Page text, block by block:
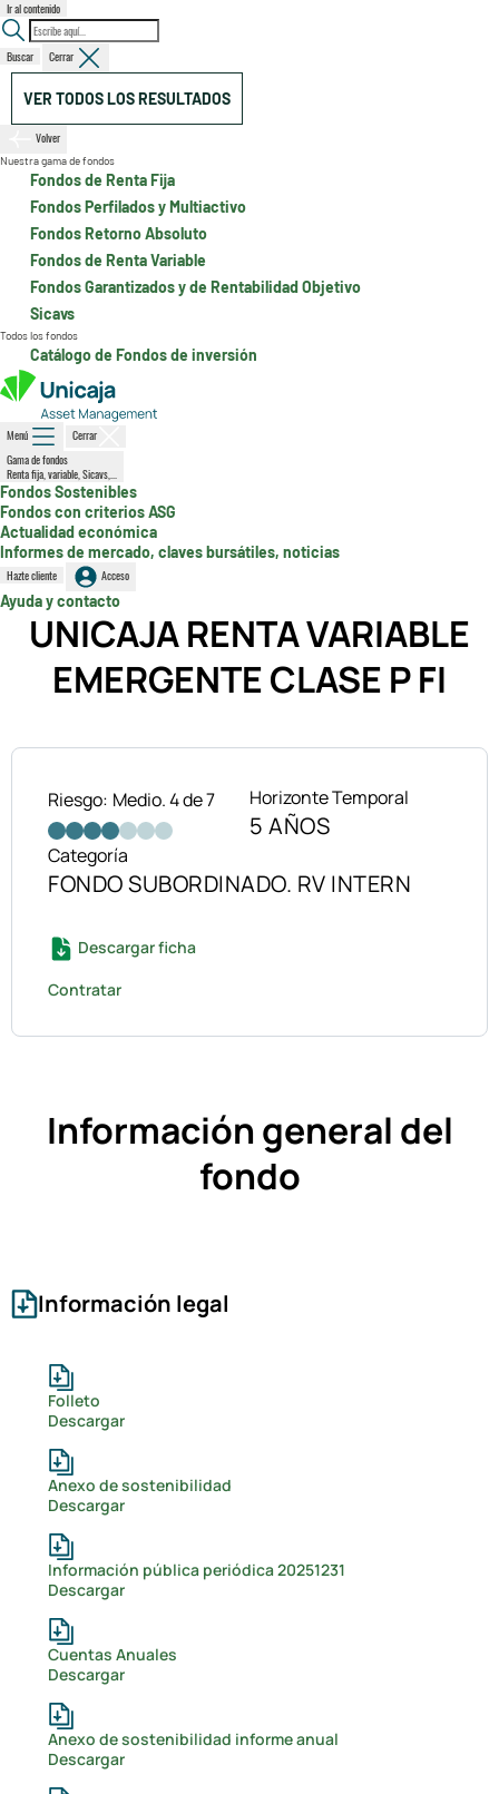
Ir al contenido
Buscar Cerrar
VER TODOS LOS RESULTADOS
Volver
Nuestra gama de fondos
Fondos de Renta Fija
Fondos Perfilados y Multiactivo
Fondos Retorno Absoluto
Fondos de Renta Variable
Fondos Garantizados y de Rentabilidad Objetivo
Sicavs
Todos los fondos
Catálogo de Fondos de inversión
Menú
Cerrar
Gama de fondos
Renta fija, variable, Sicavs,...
Fondos Sostenibles
Fondos con criterios ASG
Actualidad económica
Informes de mercado, claves bursátiles, noticias
Hazte cliente Acceso
Ayuda y contacto
UNICAJA RENTA VARIABLE
EMERGENTE CLASE P FI
Riesgo: Medio. 4 de 7 Horizonte Temporal
5 AÑOS
Categoría
FONDO SUBORDINADO. RV INTERN
Descargar ficha
Contratar
Información general del
fondo
Información legal
Folleto
Descargar
Anexo de sostenibilidad
Descargar
Información pública periódica 20251231
Descargar
Cuentas Anuales
Descargar
Anexo de sostenibilidad informe anual
Descargar